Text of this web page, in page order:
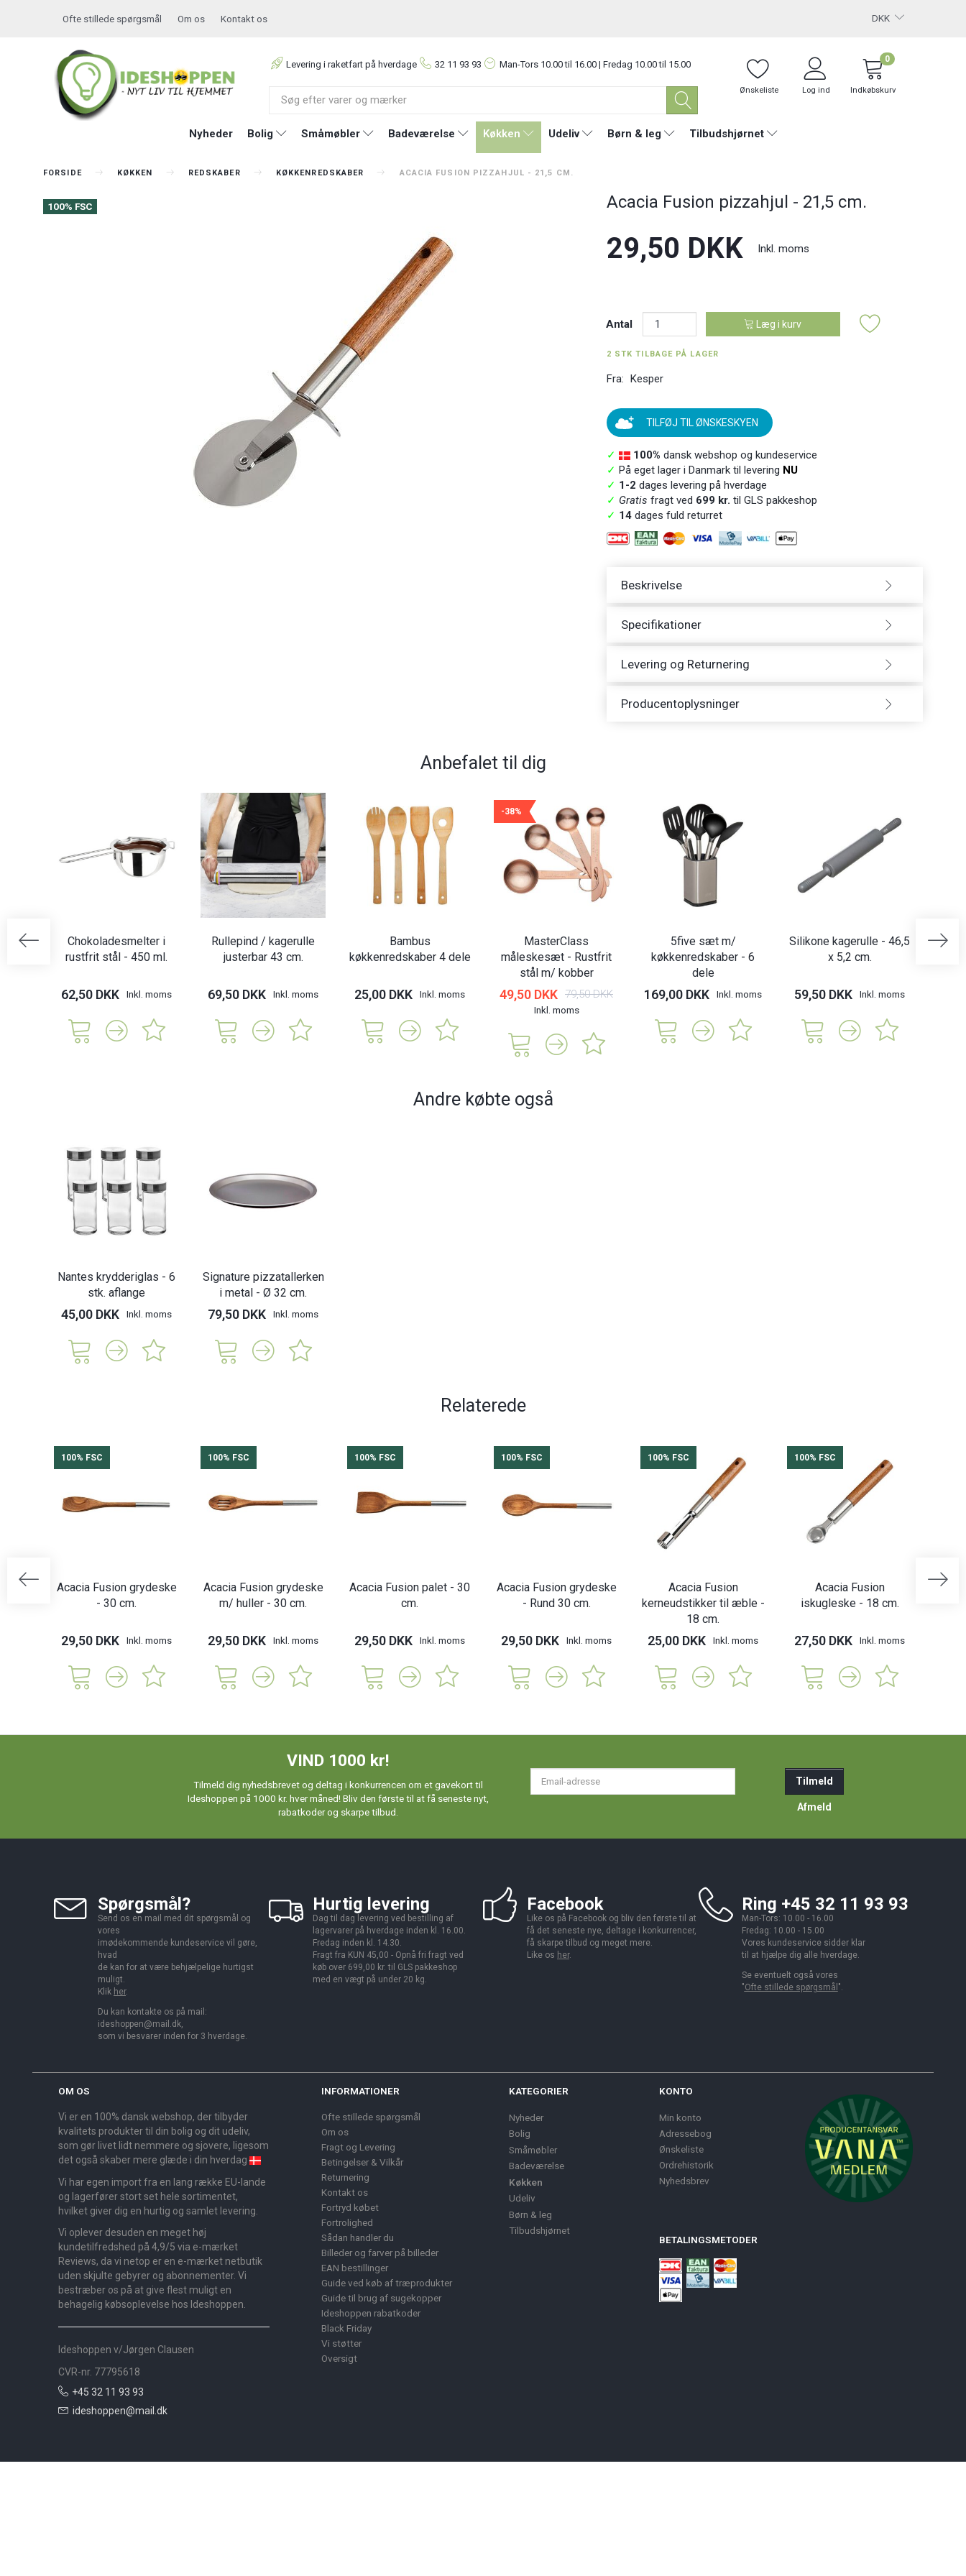
DKK
Ofte stillede spørgsmål Om os Kontakt os
Levering i raketfart på hverdage 32 11 93 93 Man-Tors 10.00 til 16.00 | Fredag 10.00 til 15.00
Ønskeliste Log ind Indkøbskurv
0
Nyheder Bolig Småmøbler Badeværelse Køkken Udeliv Børn & leg Tilbudshjørnet
FORSIDE KØKKEN REDSKABER KØKKENREDSKABER ACACIA FUSION PIZZAHJUL - 21,5 CM.
100% FSC Acacia Fusion pizzahjul - 21,5 cm.
29,50 DKK Inkl. moms
Antal Læg i kurv
2 STK TILBAGE PÅ LAGER
Fra: Kesper
TILFØJ TIL ØNSKESKYEN
✓ 100% dansk webshop og kundeservice
✓ På eget lager i Danmark til levering NU
✓ 1-2 dages levering på hverdage
✓ Gratis fragt ved 699 kr. til GLS pakkeshop
✓ 14dages fuld returret
Beskrivelse
Specifikationer
Levering og Returnering
Producentoplysninger
Anbefalet til dig
Chokoladesmelter i
rustfrit stål - 450 ml.
62,50 DKK Inkl. moms
Rullepind / kagerulle
justerbar 43 cm.
69,50 DKK Inkl. moms
Bambus
køkkenredskaber 4 dele
25,00 DKK Inkl. moms
-38%
MasterClass
måleskesæt - Rustfrit
stål m/ kobber
49,50 DKK 79,50 DKK
Inkl. moms
5five sæt m/
køkkenredskaber - 6
dele
169,00 DKK Inkl. moms
Silikone kagerulle - 46,5
x 5,2 cm.
59,50 DKK Inkl. moms
Andre købte også
Nantes krydderiglas - 6
stk. aflange
45,00 DKK Inkl. moms
Signature pizzatallerken
i metal - Ø 32 cm.
79,50 DKK Inkl. moms
Relaterede
100% FSC
Acacia Fusion grydeske
- 30 cm.
29,50 DKK Inkl. moms
100% FSC
Acacia Fusion grydeske
m/ huller - 30 cm.
29,50 DKK Inkl. moms
100% FSC
Acacia Fusion palet - 30
cm.
29,50 DKK Inkl. moms
100% FSC
Acacia Fusion grydeske
- Rund 30 cm.
29,50 DKK Inkl. moms
100% FSC
Acacia Fusion
kerneudstikker til æble -
18 cm.
25,00 DKK Inkl. moms
100% FSC
Acacia Fusion
iskugleske - 18 cm.
27,50 DKK Inkl. moms
VIND 1000 kr!
Tilmeld dig nyhedsbrevet og deltag i konkurrencen om et gavekort til
Ideshoppen på 1000 kr. hver måned! Bliv den første til at få seneste nyt,
rabatkoder og skarpe tilbud.
Tilmeld
Afmeld
Spørgsmål?
Send os en mail med dit spørgsmål og
vores
imødekommende kundeservice vil gøre,
hvad
de kan for at være behjælpelige hurtigst
muligt.
Klik her.
Du kan kontakte os på mail:
ideshoppen@mail.dk,
som vi besvarer inden for 3 hverdage.
Hurtig levering
Dag til dag levering ved bestilling af
lagervarer på hverdage inden kl. 16.00.
Fredag inden kl. 14.30.
Fragt fra KUN 45,00 - Opnå fri fragt ved
køb over 699,00 kr. til GLS pakkeshop
med en vægt på under 20 kg.
Facebook
Like os på Facebook og bliv den første til at
få det seneste nye, deltage i konkurrencer,
få skarpe tilbud og meget mere.
Like os her.
Ring +45 32 11 93 93
Man-Tors: 10.00 - 16.00
Fredag: 10.00 - 15.00
Vores kundeservice sidder klar
til at hjælpe dig alle hverdage.
Se eventuelt også vores
"Ofte stillede spørgsmål ".
OM OS
Vi er en 100% dansk webshop, der tilbyder
kvalitets produkter til din bolig og dit udeliv,
som gør livet lidt nemmere og sjovere, ligesom
det også skaber mere glæde i din hverdag
Vi har egen import fra en lang række EU-lande
og lagerfører stort set hele sortimentet,
hvilket giver dig en hurtig og samlet levering.
Vi oplever desuden en meget høj
kundetilfredshed på 4,9/5 via e-mærket
Reviews, da vi netop er en e-mærket netbutik
uden skjulte gebyrer og abonnementer. Vi
bestræber os på at give flest muligt en
behagelig købsoplevelse hos Ideshoppen.
Ideshoppen v/Jørgen Clausen
CVR-nr. 77795618
+45 32 11 93 93
ideshoppen@mail.dk
INFORMATIONER
Ofte stillede spørgsmål
Om os
Fragt og Levering
Betingelser & Vilkår
Returnering
Kontakt os
Fortryd købet
Fortrolighed
Sådan handler du
Billeder og farver på billeder
EAN bestillinger
Guide ved køb af træprodukter
Guide til brug af sugekopper
Ideshoppen rabatkoder
Black Friday
Vi støtter
Oversigt
KATEGORIER
Nyheder
Bolig
Småmøbler
Badeværelse
Køkken
Udeliv
Børn & leg
Tilbudshjørnet
KONTO
Min konto
Adressebog
Ønskeliste
Ordrehistorik
Nyhedsbrev
BETALINGSMETODER